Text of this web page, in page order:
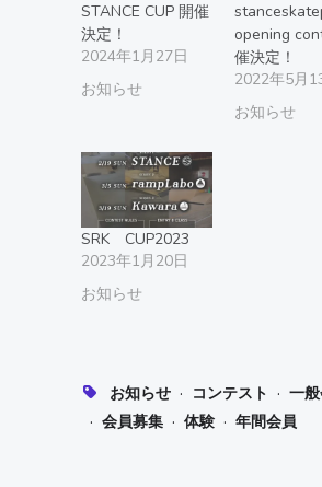
STANCE CUP 開催
決定！
2024年1月27日
お知らせ
opening
催決定！
2022年5月
お知らせ
SRK CUP2023
2023年1月20日
お知らせ
お知らせ · コンテスト · 一
· 会員募集 · 体験 · 年間会員